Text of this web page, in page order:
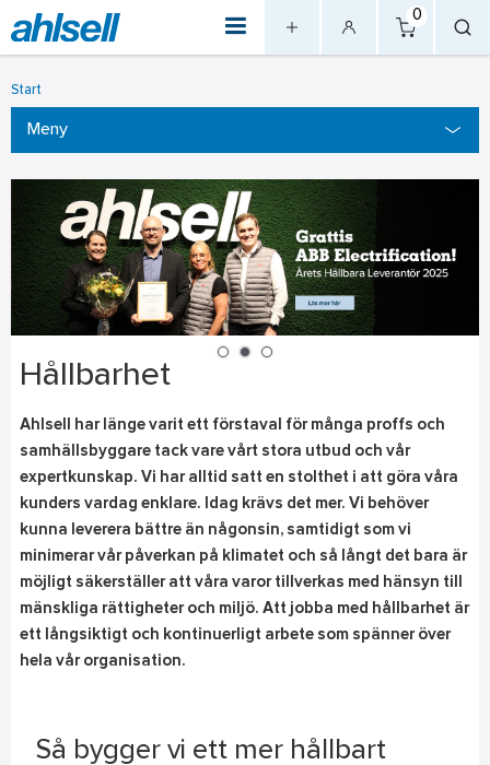
0
Start
Meny
Hållbarhet
Ahlsell har länge varit ett förstaval för många proffs och
samhällsbyggare tack vare vårt stora utbud och vår
expertkunskap. Vi har alltid satt en stolthet i att göra våra
kunders vardag enklare. Idag krävs det mer. Vi behöver
kunna leverera bättre än någonsin, samtidigt som vi
minimerar vår påverkan på klimatet och så långt det bara är
möjligt säkerställer att våra varor tillverkas med hänsyn till
mänskliga rättigheter och miljö. Att jobba med hållbarhet är
ett långsiktigt och kontinuerligt arbete som spänner över
hela vår organisation.
Så bygger vi ett mer hållbart